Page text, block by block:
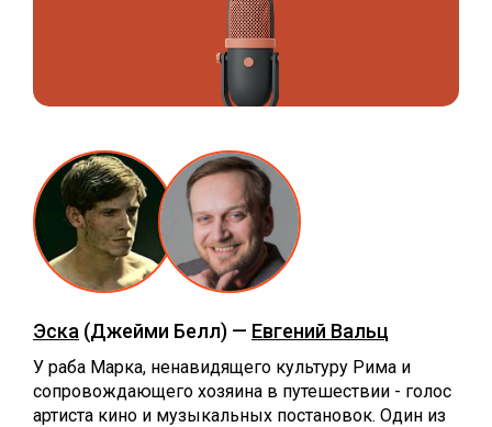
Эска (Джейми Белл) — Евгений Вальц
У раба Марка, ненавидящего культуру Рима и
сопровождающего хозяина в путешествии - голос
артиста кино и музыкальных постановок. Один из